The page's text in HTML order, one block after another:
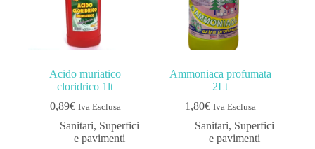
Acido muriatico
cloridrico 1lt
0,89€ Iva Esclusa
Sanitari, Superfici
e pavimenti
Ammoniaca profumata
2Lt
1,80€ Iva Esclusa
Sanitari, Superfici
e pavimenti